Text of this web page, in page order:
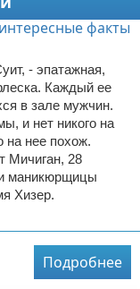
- эпатажная,
Каждый ее
в зале мужчин.
и нет никого на
на нее похож.
Мичиган, 28
маникюрщицы
Хизер.
Подробнее